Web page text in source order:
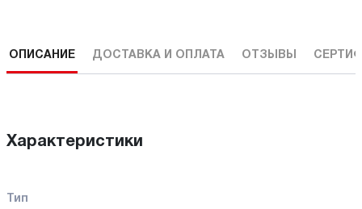
ОПИСАНИЕ ДОСТАВКА И ОПЛАТА ОТЗЫВЫ
Характеристики
Тип